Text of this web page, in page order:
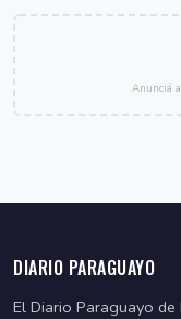
Anunciá
DIARIO PARAGUAYO
El Diario Paraguayo